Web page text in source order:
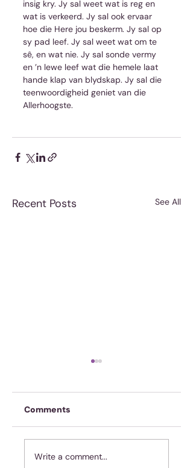
insig kry. Jy sal weet wat is reg en
wat is verkeerd. Jy sal ook ervaar
hoe die Here jou beskerm. Jy sal op
sy pad leef. Jy sal weet wat om te
sê, en wat nie. Jy sal sonde vermy
en ’n lewe leef wat die hemele laat
hande klap van blydskap. Jy sal die
teenwoordigheid geniet van die
Allerhoogste.
Recent Posts See All
nie
Comments
Write a comment...